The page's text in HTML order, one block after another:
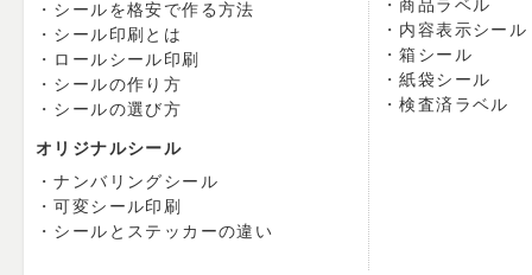
シールを格安で作る方法
シール印刷とは
ロールシール印刷
シールの作り方
シールの選び方
オリジナルシール
ナンバリングシール
可変シール印刷
シールとステッカーの違い
商品ラベル
内容表示シール
箱シール
紙袋シール
検査済ラベル